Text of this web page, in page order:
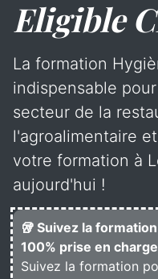
Eligible
La formation
indispensable
secteur de la
l'agroalimentaire
votre formation à
aujourd'hui !
🥡 Suivez la
100% prise en
Suivez la formation